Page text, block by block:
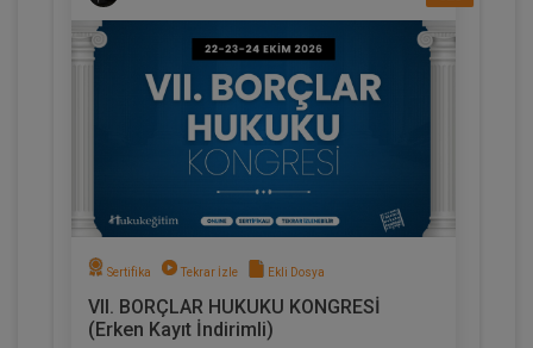
Sertifika Tekrar İzle Ekli Dosya
VII. BORÇLAR HUKUKU KONGRESİ
(Erken Kayıt İndirimli)